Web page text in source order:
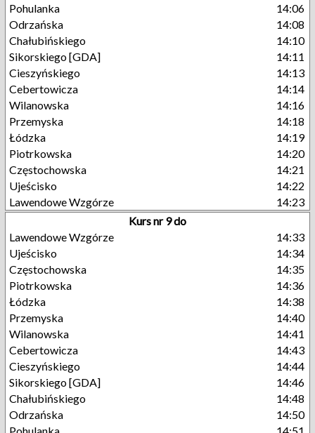
Pohulanka
14:06
Odrzańska
14:08
Chałubińskiego
14:10
Sikorskiego [GDA]
14:11
Cieszyńskiego
14:13
Cebertowicza
14:14
Wilanowska
14:16
Przemyska
14:18
Łódzka
14:19
Piotrkowska
14:20
Częstochowska
14:21
Ujeścisko
14:22
Lawendowe Wzgórze
14:23
Kurs nr 9 do
Lawendowe Wzgórze
14:33
Ujeścisko
14:34
Częstochowska
14:35
Piotrkowska
14:36
Łódzka
14:38
Przemyska
14:40
Wilanowska
14:41
Cebertowicza
14:43
Cieszyńskiego
14:44
Sikorskiego [GDA]
14:46
Chałubińskiego
14:48
Odrzańska
14:50